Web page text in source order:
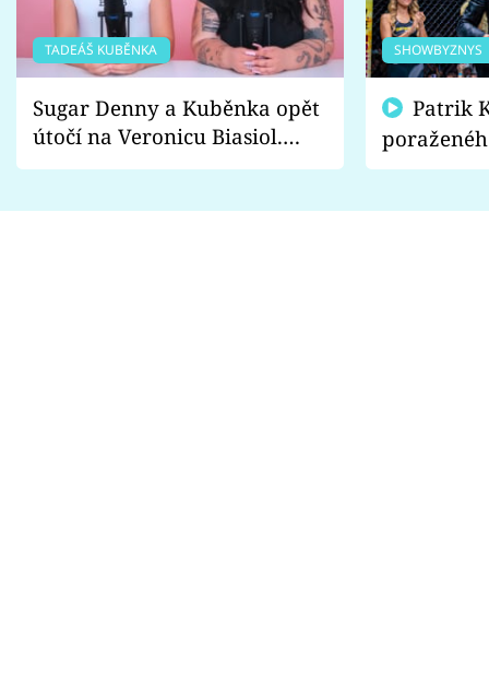
TADEÁŠ KUBĚNKA
Sugar Denny a Kuběnka opět
útočí na Veronicu Biasiol.
Proč je podle nich falešná a
SHOWBYZNYS
fanoušci